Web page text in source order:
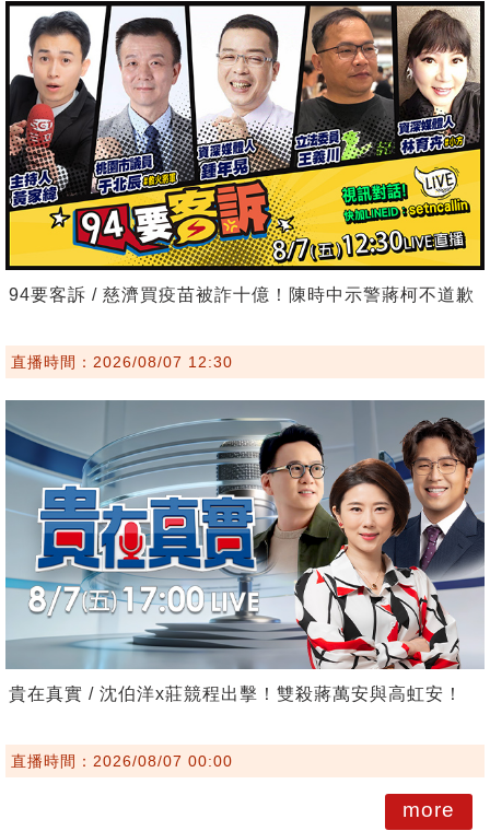
94要客訴 / 慈濟買疫苗被詐十億！陳時中示警蔣柯不道歉
直播時間：2026/08/07 12:30
貴在真實 / 沈伯洋x莊競程出擊！雙殺蔣萬安與高虹安！
直播時間：2026/08/07 00:00
more